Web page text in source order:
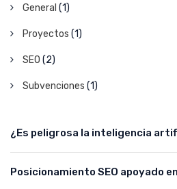
General (1)
Proyectos (1)
SEO (2)
Subvenciones (1)
¿Es peligrosa la inteligencia
Posicionamiento SEO apoyado